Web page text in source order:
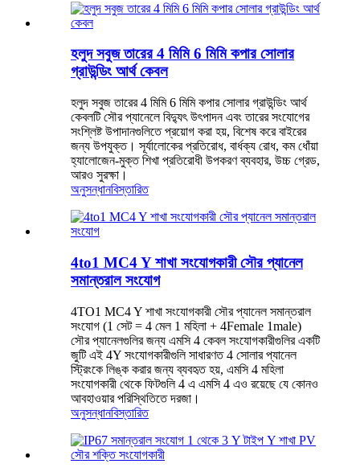
হলুদ সবুজ তারের 4 মিমি 6 মিমি কপার সোলার
গ্রাউন্ডিং আর্থ কেবল
হলুদ সবুজ তারের 4 মিমি 6 মিমি কপার সোলার গ্রাউন্ডিং আর্থ
কেবলটি সৌর প্যানেলে বিদ্যুৎ উৎপাদন এবং তারের সংযোগের
সংশ্লিষ্ট উপাদানগুলিতে প্রয়োগ করা হয়, বিশেষ করে বাইরের
জন্য উপযুক্ত। সূর্যালোকের প্রতিরোধ, বার্ধক্য রোধ, কম ধোঁয়া
হ্যালোজেন-মুক্ত শিখা প্রতিরোধী উপকরণ ব্যবহার, উচ্চ গ্রেড,
আরও সুরক্ষা।
অনুসন্ধানবিস্তারিত
4to1 MC4 Y শাখা সংযোগকারী সৌর প্যানেল
সমান্তরাল সংযোগ
4TO1 MC4 Y শাখা সংযোগকারী সৌর প্যানেল সমান্তরাল
সংযোগ (1 সেট = 4 মেল 1 মহিলা + 4Female 1male)
সৌর প্যানেলগুলির জন্য এমসি 4 কেবল সংযোগকারীগুলির একটি
জুটি এই 4Y সংযোগকারীগুলি সাধারণত 4 সোলার প্যানেল
স্ট্রিংকে লিঙ্ক করার জন্য ব্যবহৃত হয়, এমসি 4 মহিলা
সংযোগকারী থেকে ফিটগুলি 4 এ এমসি 4 এও রয়েছে যে কোনও
আবহাওয়ার পরিস্থিতিতে দরজা।
অনুসন্ধানবিস্তারিত